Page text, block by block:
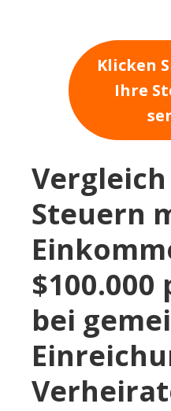
Klicken
Ihre
Steuern
$100.000
bei